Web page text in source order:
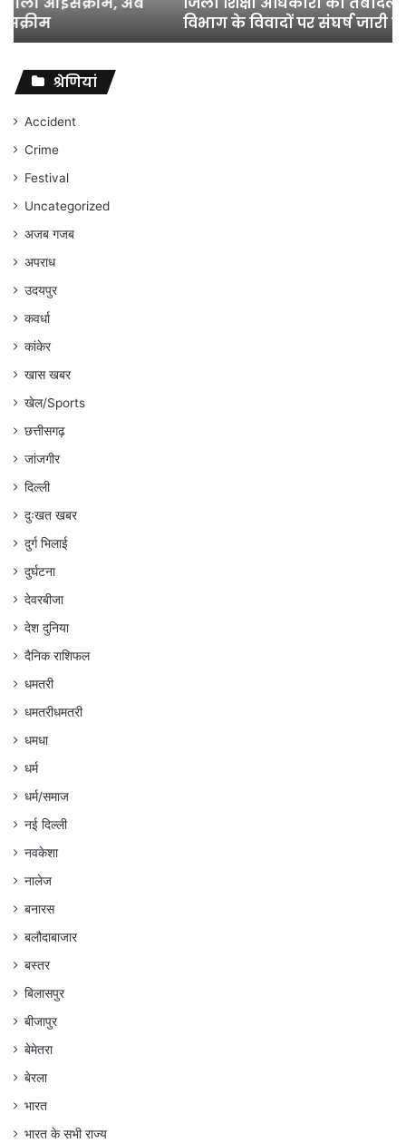
विभाग
के
विवादों
संघर्ष
जारी
रहेगा
अंकित
गौरहा
विभाग के विवादों पर संघर्ष जारी रहेगा : अंकित गौरहा
श्रेणियां
Accident
Crime
Festival
Uncategorized
अजब गजब
अपराध
उदयपुर
कवर्धा
कांकेर
खास खबर
खेल/Sports
छत्तीसगढ़
जांजगीर
दिल्ली
दुःखत खबर
दुर्ग भिलाई
दुर्घटना
देवरबीजा
देश दुनिया
दैनिक राशिफल
धमतरी
धमतरीधमतरी
धमधा
धर्म
धर्म/समाज
नई दिल्ली
नवकेशा
नालेज
बनारस
बलौदाबाजार
बस्तर
बिलासपुर
बीजापुर
बेमेतरा
बेरला
भारत
भारत के सभी राज्य